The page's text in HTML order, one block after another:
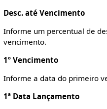
Desc. até Vencimento
Informe um percentual de
vencimento.
1º Vencimento
Informe a data do primeiro
1ª Data Lançamento